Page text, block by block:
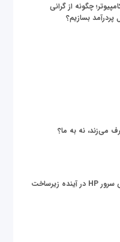
چگونه از گرانی
بسازیم؟
می‌زند، نه به ما؟
زیر پوست دنیای داده؛ نقش سرور HP در آینده زیرساخت